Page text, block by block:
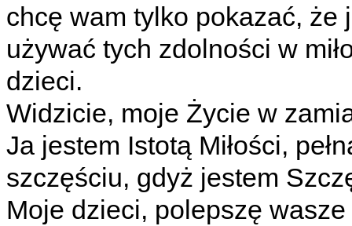
chcę wam tylko pokazać, że
używać tych zdolności w
dzieci.
Widzicie, moje Życie w
Ja jestem Istotą Miłości,
szczęściu, gdyż jestem
Moje dzieci, polepszę